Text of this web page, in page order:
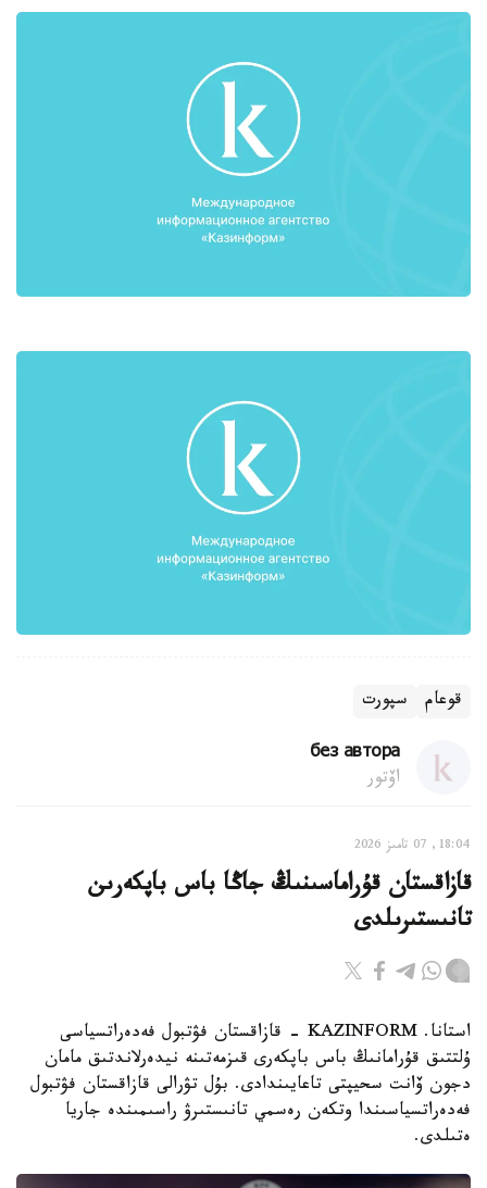
قوعام سپورت
без автора
اۆتور
18:04, 07 تامىز 2026
قازاقستان قۇراماسىنىڭ جاڭا باس باپكەرىن
تانىستىرىلدى
استانا. KAZINFORM - قازاقستان فۋتبول فەدەراتسياسى
ۇلتتىق قۇرامانىڭ باس باپكەرى قىزمەتىنە نيدەرلاندتىق مامان
دجون ۆانت سحيپتى تاعايىندادى. بۇل تۋرالى قازاقستان فۋتبول
فەدەراتسياسىندا وتكەن رەسمي تانىستىرۋ راسىمىندە جاريا
ەتىلدى.